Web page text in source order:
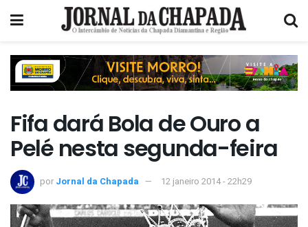
Fifa dará Bola de Ouro a
Pelé nesta segunda-feira
por Jornal da Chapada 12 janeiro 2014 - 22h29